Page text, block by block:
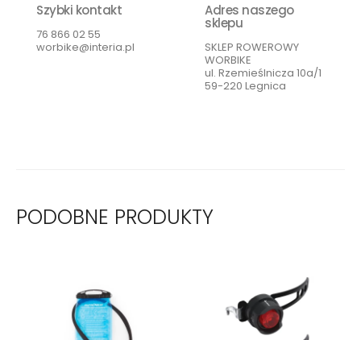
Szybki kontakt
76 866 02 55
worbike@interia.pl
Adres naszego
sklepu
SKLEP ROWEROWY
WORBIKE
ul. Rzemieślnicza 10a/1
59-220 Legnica
PODOBNE PRODUKTY